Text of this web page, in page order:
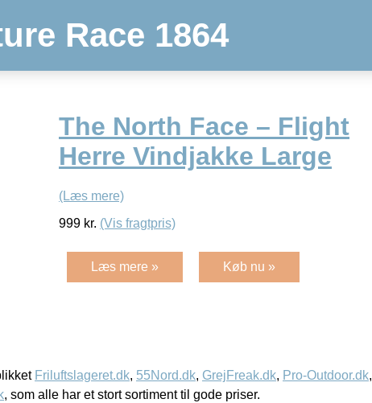
Race 1864
The North Face – Flight
Herre Vindjakke Large
(Læs mere)
999 kr. (Vis fragtpris)
Læs mere » Køb nu »
Friluftslageret.dk, 55Nord.dk, GrejFreak.dk, Pro-Outdoor.dk,
, som alle har et stort sortiment til gode priser.